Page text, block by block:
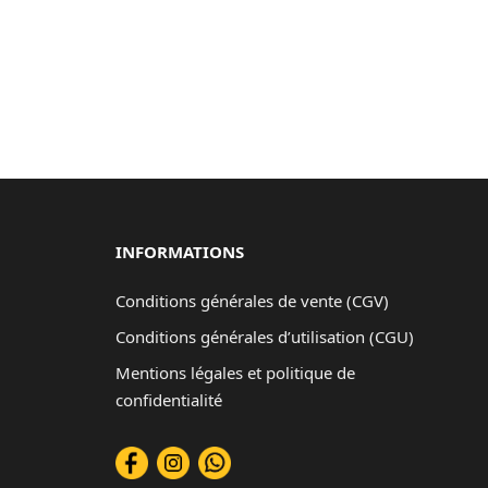
INFORMATIONS
Conditions générales de vente (CGV)
Conditions générales d’utilisation (CGU)
Mentions légales et politique de
confidentialité